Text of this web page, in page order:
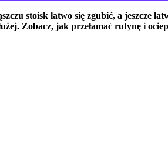
stoisk łatwo się zgubić, a jeszcze
Zobacz, jak przełamać rutynę i